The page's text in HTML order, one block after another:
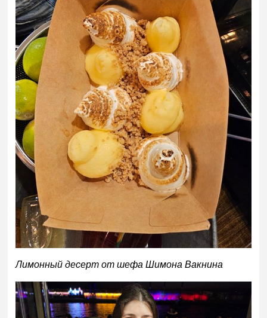
Лимонный десерт от шефа Шимона Вакнина